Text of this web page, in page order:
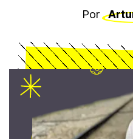
Por